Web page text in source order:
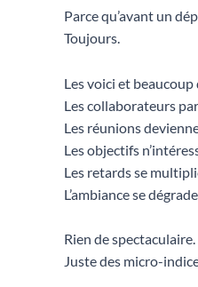
Parce qu’avant un
Toujours.
Les voici et
Les collaborateurs
Les réunions
Les objectifs
Les retards se
L’ambiance se
Rien de spectaculaire.
Juste des micro-